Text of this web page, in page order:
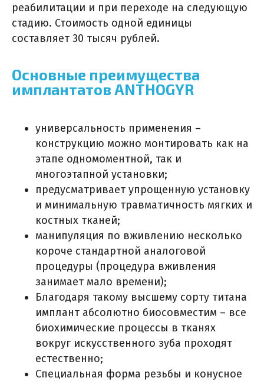
реабилитации и при переходе на следующую
стадию. Стоимость одной единицы
составляет 30 тысяч рублей.
Основные преимущества
имплантатов ANTHOGYR
универсальность применения –
конструкцию можно монтировать как на
этапе одномоментной, так и
многоэтапной установки;
предусматривает упрощенную установку
и минимальную травматичность мягких и
костных тканей;
манипуляция по вживлению несколько
короче стандартной аналоговой
процедуры (процедура вживления
занимает мало времени);
Благодаря такому высшему сорту титана
имплант абсолютно биосовместим – все
биохимические процессы в тканях
вокруг искусственного зуба проходят
естественно;
Специальная форма резьбы и конусное